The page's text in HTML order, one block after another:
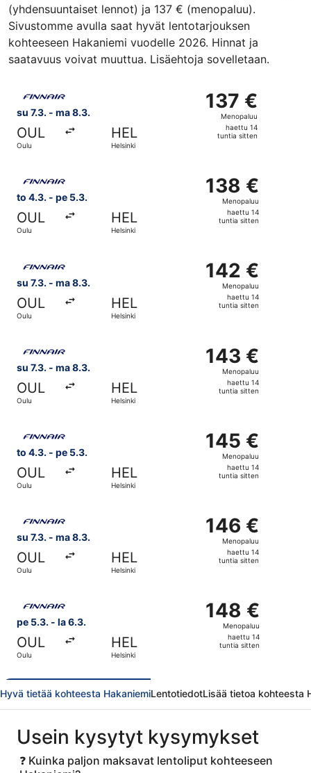
(yhdensuuntaiset lennot) ja 137 € (menopaluu).
Sivustomme avulla saat hyvät lentotarjouksen
kohteeseen Hakaniemi vuodelle 2026. Hinnat ja
saatavuus voivat muuttua. Lisäehtoja sovelletaan.
su 7.3. - ma 8.3.
OUL
Oulu
HEL
Helsinki
137 €
Menopaluu,
haettu
137 €
Menopaluu
haettu 14
tuntia sitten
to 4.3. - pe 5.3.
OUL
Oulu
HEL
Helsinki
138 €
Menopaluu,
haettu
138 €
Menopaluu
haettu 14
tuntia sitten
su 7.3. - ma 8.3.
OUL
Oulu
HEL
Helsinki
142 €
Menopaluu,
haettu
142 €
Menopaluu
haettu 14
tuntia sitten
su 7.3. - ma 8.3.
OUL
Oulu
HEL
Helsinki
143 €
Menopaluu,
haettu
143 €
Menopaluu
haettu 14
tuntia sitten
to 4.3. - pe 5.3.
OUL
Oulu
HEL
Helsinki
145 €
Menopaluu,
haettu
145 €
Menopaluu
haettu 14
tuntia sitten
su 7.3. - ma 8.3.
OUL
Oulu
HEL
Helsinki
146 €
Menopaluu,
haettu
146 €
Menopaluu
haettu 14
tuntia sitten
pe 5.3. - la 6.3.
OUL
Oulu
HEL
Helsinki
148 €
Menopaluu,
haettu
148 €
Menopaluu
haettu 14
tuntia sitten
Hyvä tietää kohteesta HakaniemiLentotiedotLisää tietoa kohteesta
Usein kysytyt kysymykset
❓ Kuinka paljon maksavat lentoliput kohteeseen